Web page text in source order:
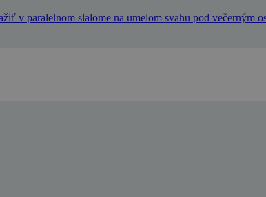
v paralelnom slalome na umelom svahu pod večerným